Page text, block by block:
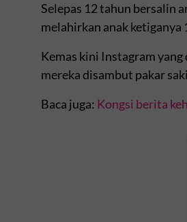
Selepas 12 tahun bersalin
melahirkan anak ketiganya
Kemas kini Instagram
mereka disambut pakar
Baca juga: Kongsi berita